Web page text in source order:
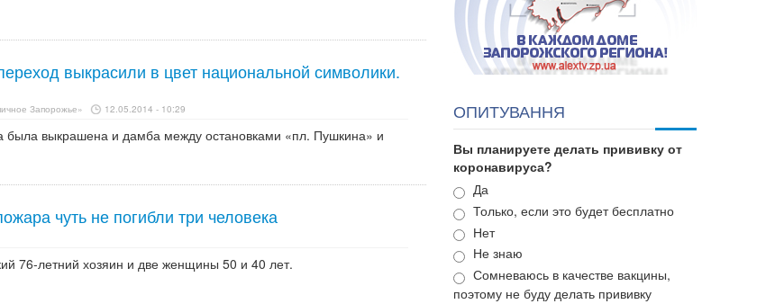
выкрасили в цвет национальной символики.
Запорожье» 12.05.2014 - 10:29
была выкрашена и дамба между остановками «пл. Пушкина» и
чуть не погибли три человека
76-летний хозяин и две женщины 50 и 40 лет.
ОПИТУВАННЯ
Вы планируете делать прививку от
коронавируса?
Варианты
Да
Только, если это будет бесплатно
Нет
Не знаю
Сомневаюсь в качестве вакцины,
поэтому не буду делать прививку